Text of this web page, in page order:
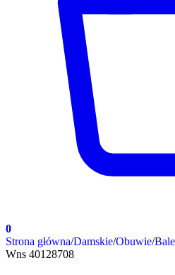
0
Strona główna/Damskie/Obuwie/
Wns 40128708